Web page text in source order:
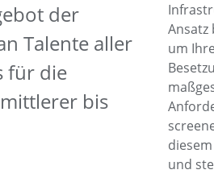
der
Talente aller
für die
bis
Ansatz
um
und